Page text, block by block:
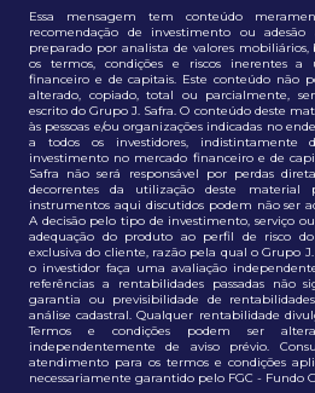
Essa mensagem tem conteúdo
recomendação de investimento ou
preparado por analista de valores
os termos, condições e riscos inerentes
financeiro e de capitais. Este conteúdo não
alterado, copiado, total ou parcialmente,
escrito do Grupo J. Safra. O conteúdo deste
às pessoas e/ou organizações indicadas no
a todos os investidores, indistintamente
investimento no mercado financeiro e de
Safra não será responsável por perdas
decorrentes da utilização deste material
instrumentos aqui discutidos podem não ser
A decisão pelo tipo de investimento, serviço
adequação do produto ao perfil de risco
exclusiva do cliente, razão pela qual o Grupo
o investidor faça uma avaliação
referências a rentabilidades passadas não
garantia ou previsibilidade de
análise cadastral. Qualquer rentabilidade
Termos e condições podem ser
independentemente de aviso prévio.
atendimento para os termos e condições
necessariamente garantido pelo FGC - Fundo